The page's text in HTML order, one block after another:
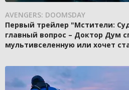
AVENGERS: DOOMSDAY
Первый трейлер "Мстители:
главный вопрос – Доктор Дум
мультивселенную или хочет